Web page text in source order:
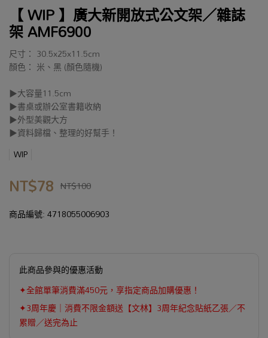
【 WIP 】廣大新開放式公文架／雜誌
架 AMF6900
尺寸： 30.5x25x11.5cm
顏色： 米、黑 (顏色隨機)
▶大容量11.5cm
▶書桌或辦公室書籍收納
▶外型美觀大方
▶資料歸檔、整理的好幫手！
WIP
NT$78 NT$100
商品編號:4718055006903
此商品參與的優惠活動
✦全館單筆消費滿450元，享指定商品加購優惠！
✦3周年慶｜消費不限金額送【文林】3周年紀念貼紙乙張／不
累贈／送完為止